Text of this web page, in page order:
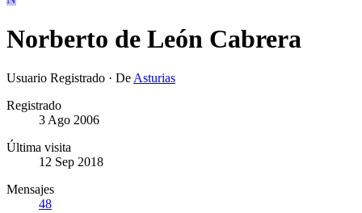
Norberto de León Cabrera
Usuario Registrado · De Asturias
Registrado
3 Ago 2006
Última visita
12 Sep 2018
Mensajes
48